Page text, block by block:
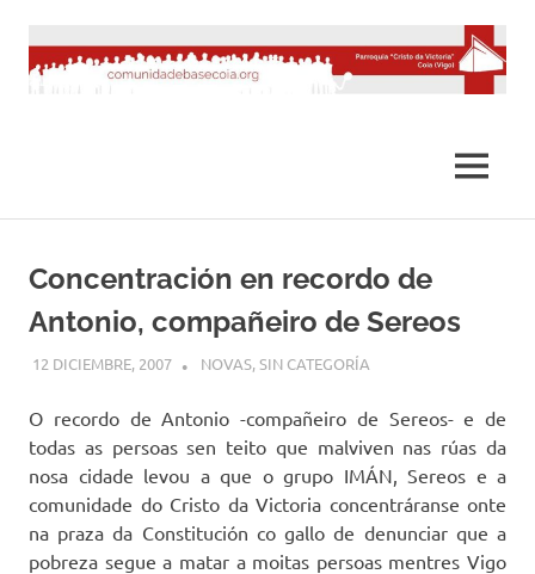
contenido
MENÚ
Concentración en recordo de
Antonio, compañeiro de Sereos
12 DICIEMBRE, 2007 DESARROLLO
NOVAS,SIN CATEGORÍA
O recordo de Antonio -compañeiro de Sereos- e de
todas as persoas sen teito que malviven nas rúas da
nosa cidade levou a que o grupo IMÁN, Sereos e a
comunidade do Cristo da Victoria concentráranse onte
na praza da Constitución co gallo de denunciar que a
pobreza segue a matar a moitas persoas mentres Vigo